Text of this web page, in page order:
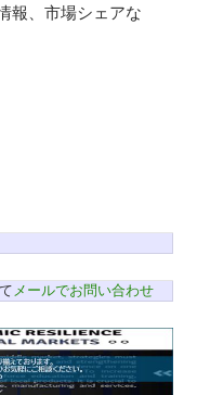
報、市場シェアな
メールでお問い合わせ